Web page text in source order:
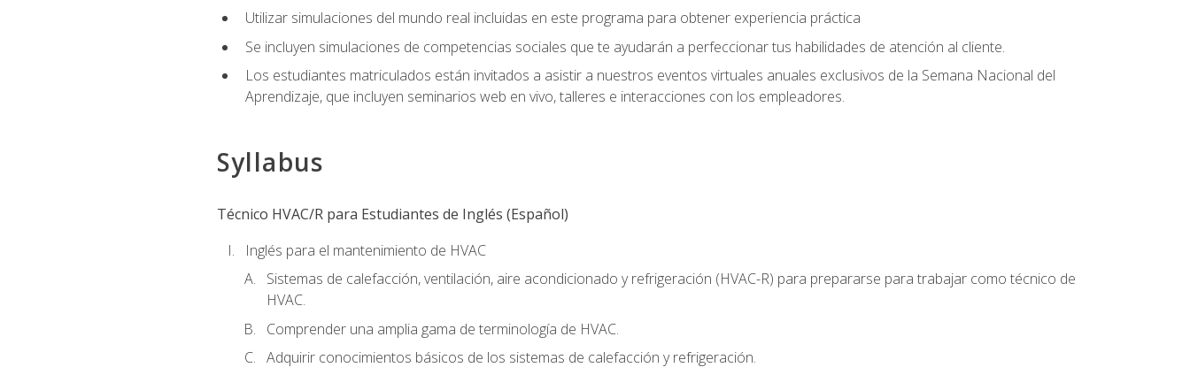
Utilizar simulaciones del mundo real incluidas en este programa para obtener experiencia práctica
Se incluyen simulaciones de competencias sociales que te ayudarán a perfeccionar tus habilidades de atención al cliente.
Los estudiantes matriculados están invitados a asistir a nuestros eventos virtuales anuales exclusivos de la Semana Nacional del
Aprendizaje, que incluyen seminarios web en vivo, talleres e interacciones con los empleadores.
Syllabus
Técnico HVAC/R para Estudiantes de Inglés (Español)
Inglés para el mantenimiento de HVAC
Sistemas de calefacción, ventilación, aire acondicionado y refrigeración (HVAC-R) para prepararse para trabajar como técnico de
HVAC.
Comprender una amplia gama de terminología de HVAC.
Adquirir conocimientos básicos de los sistemas de calefacción y refrigeración.